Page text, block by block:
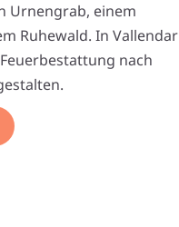
Urnengrab, einem
Ruhewald. In Vallendar
nach